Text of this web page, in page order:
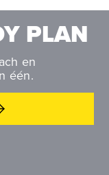
PLAN
en
één.